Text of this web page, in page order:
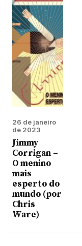
26 de janeiro
de 2023
Jimmy
Corrigan –
O menino
mais
esperto do
mundo (por
Chris
Ware)